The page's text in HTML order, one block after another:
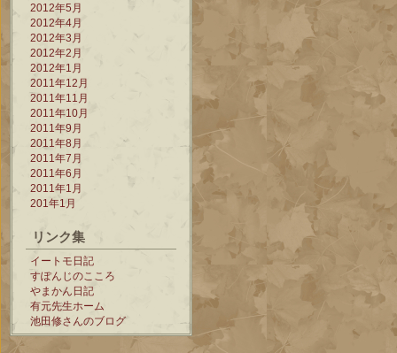
2012年5月
2012年4月
2012年3月
2012年2月
2012年1月
2011年12月
2011年11月
2011年10月
2011年9月
2011年8月
2011年7月
2011年6月
2011年1月
201年1月
リンク集
イートモ日記
すぽんじのこころ
やまかん日記
有元先生ホーム
池田修さんのブログ